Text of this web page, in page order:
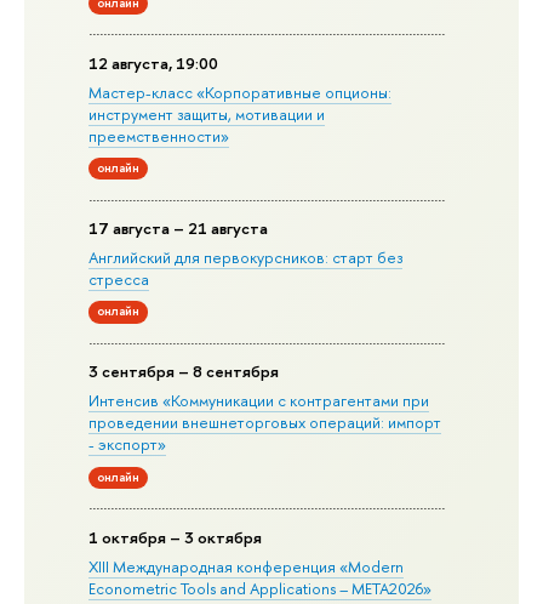
12 августа, 19:00
Мастер-класс «Корпоративные опционы:
инструмент защиты, мотивации и
преемственности»
онлайн
17 августа – 21 августа
Английский для первокурсников: старт без
стресса
онлайн
3 сентября – 8 сентября
Интенсив «Коммуникации с контрагентами при
проведении внешнеторговых операций: импорт
- экспорт»
онлайн
1 октября – 3 октября
XIII Международная конференция «Modern
Econometric Tools and Applications – META2026»